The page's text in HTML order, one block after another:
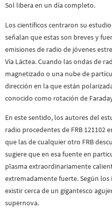
Sol libera en un día completo.
Los científicos centraron su
señalan que estas son breves y
emisiones de radio de jóvenes
Vía Láctea. Cuando las ondas de
magnetizado o una nube de
dirección en la que están
conocido como rotación de
En este sentido, los autores del
radio procedentes de FRB 121102
que las de cualquier otro FRB
sugiere que en esa fuente en
plasma extraordinariamente
extremadamente fuerte. Según
existir cerca de un gigantesco
supernova.